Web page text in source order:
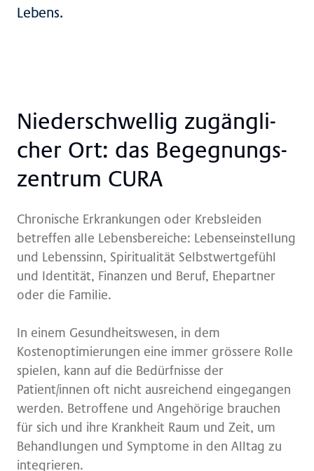
Lebens.
Nie­der­schwel­lig zu­gäng­li­
cher Ort: das Be­geg­nungs­
zen­trum CURA
Chronische Erkrankungen oder Krebsleiden
betreffen alle Lebensbereiche: Lebenseinstellung
und Lebenssinn, Spiritualität Selbstwertgefühl
und Identität, Finanzen und Beruf, Ehepartner
oder die Familie.
In einem Gesundheitswesen, in dem
Kostenoptimierungen eine immer grössere Rolle
spielen, kann auf die Bedürfnisse der
Patient/innen oft nicht ausreichend eingegangen
werden. Betroffene und Angehörige brauchen
für sich und ihre Krankheit Raum und Zeit, um
Behandlungen und Symptome in den Alltag zu
integrieren.